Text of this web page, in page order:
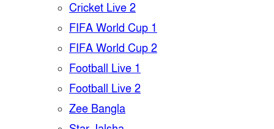
Cricket Live 2
FIFA World Cup 1
FIFA World Cup 2
Football Live 1
Football Live 2
Zee Bangla